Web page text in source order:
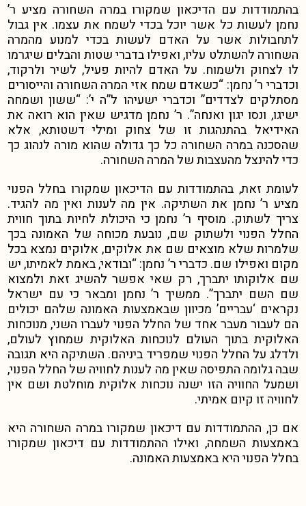
בהתמודדות עם הדיכאון שמקורו במרה השחורה מציע ר’
נחמן לעשות כל אשר יוכל בכדי לשמח את עצמו. אין גבול
לתחבולות אשר על האדם לעשות בכדי למנוע מהמרה
השחורה להשתלט עליו, ואפילו בדברי שטות והבלים שיגרמו
לו לצחוק ולשמוח. על האדם להיות פעיל, לשיר ולרקוד,
וכדברי ר’ נחמן: “כשאדם שמח אזי המרה השחורה והייסורים
מסתלקים לצדדים” וכדברי ישעיהו ל”ה י’: “ששון ושמחה
ישיגו, ונסו יגון ואנחה”. ר’ נחמן מדגיש שאין הוא רואה את
האידיאל בהתנהגות זו של צחוק ומילי דשטותא, אלא
שהסכנה במרה השחורה כל כך גדולה שהוא מורה לנהוג כך
כדי להינצל מהעצבות של המרה השחורה.
לעומת זאת, בהתמודדות עם הדיכאון שמקורו בחלל הפנוי
מציע ר’ נחמן את השתיקה. אין מה לענות ואין מה להגיד.
צריך לשתוק. מוסיף ר’ נחמן כי היכולת לחיות בתוך חווית
החלל הפנוי ולשתוק שם, נובעת מכוחה של האמונה בכך
שלמרות שלא מוצאים שם את אלוקים, אלוקים נמצא בכל
מקום ואפילו שם. כדברי ר’ נחמן: “ובודאי, באמת לאמיתו, יש
שם אלוקותו יתברך, רק שאי אפשר להשיג זאת ולמצוא
שם השם יתברך”. ממשיך ר’ נחמן ומבאר כי עם ישראל
נקראים ‘עבריים’ מכיוון שבאמצעות האמונה שלהם יכולים
הם לעבור מעבר אחד של החלל הפנוי לעברו השני, מנוכחות
האלוקית בתוך העולם לנוכחות האלוקית שמחוץ לעולם,
ולדלג על החלל הפנוי שמפריד ביניהם. השתיקה היא תגובה
שבה גלומה התפיסה שאין מה לענות לחוויה של החלל הפנוי,
ושמעל החוויה הזו ישנה נוכחות אלוקית מוחלטת ושם אין
לחוויה זו קיום אמיתי.
אם כן, ההתמודדות עם דיכאון שמקורו במרה השחורה היא
באמצעות השמחה, ואילו ההתמודדות עם דיכאון שמקורו
בחלל הפנוי היא באמצעות האמונה.